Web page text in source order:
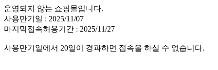
운영되지 않는 쇼핑몰입니다.
사용만기일 : 2025/11/07
마지막접속허용기간 : 2025/11/27
사용만기일에서 20일이 경과하면 접속을 하실 수 없습니다.